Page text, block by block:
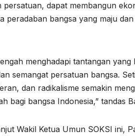
persatuan, dapat membangun
peradaban bangsa yang maju
menghadapi tantangan
semangat persatuan bangsa.
dan radikalisme semakin
bagi bangsa Indonesia,” tandas
Wakil Ketua Umun SOKSI ini,